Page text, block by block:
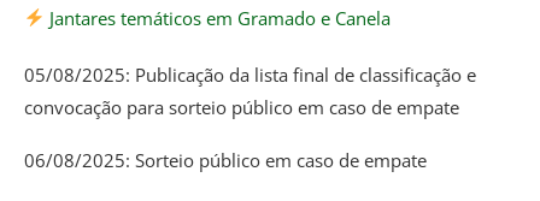
Jantares temáticos em Gramado e Canela
05/08/2025: Publicação da lista final de classificação e
convocação para sorteio público em caso de empate
06/08/2025: Sorteio público em caso de empate